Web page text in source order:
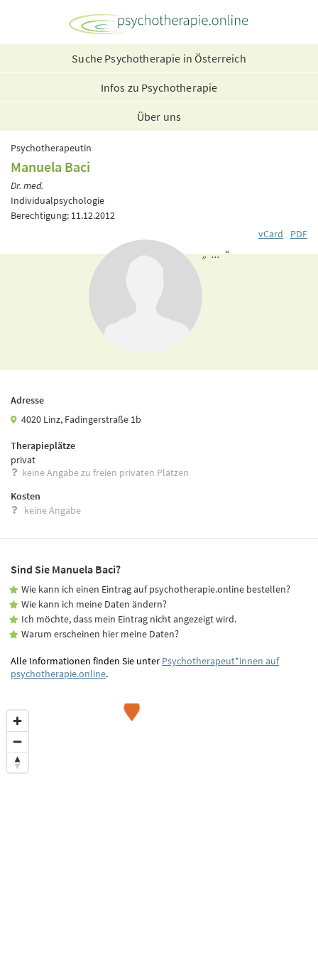
Suche Psychotherapie in Österreich
Infos zu Psychotherapie
Über uns
Psychotherapeutin
Manuela Baci
Dr. med.
Individualpsychologie
Berechtigung: 11.12.2012
vCard
PDF
„ ... “
Adresse
4020 Linz, Fadingerstraße 1b
Therapieplätze
privat
keine Angabe zu freien privaten Plätzen
Kosten
keine Angabe
Sind Sie Manuela Baci?
Wie kann ich einen Eintrag auf psychotherapie.online bestellen?
Wie kann ich meine Daten ändern?
Ich möchte, dass mein Eintrag nicht angezeigt wird.
Warum erscheinen hier meine Daten?
Alle Informationen finden Sie unter Psychotherapeut*innen auf
psychotherapie.online.